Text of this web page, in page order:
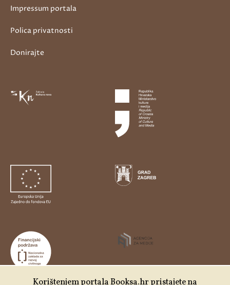
Impressum portala
Polica privatnosti
Donirajte
Korištenjem portala Booksa.hr pristajete na